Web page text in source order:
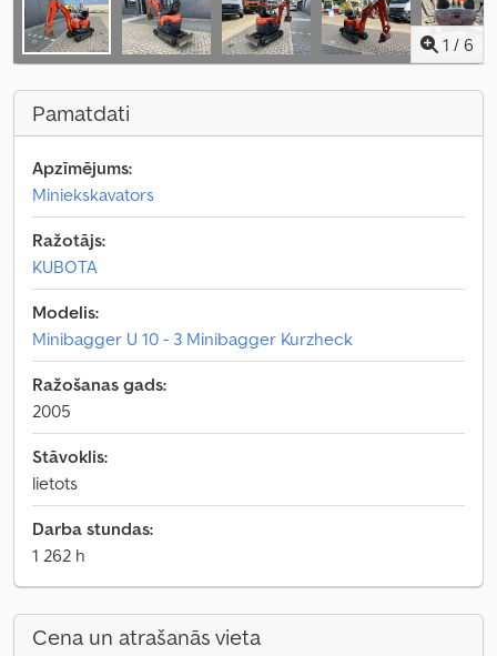
1 / 6
Pamatdati
Apzīmējums:
Miniekskavators
Ražotājs:
KUBOTA
Modelis:
Minibagger U 10 - 3 Minibagger Kurzheck
Ražošanas gads:
2005
Stāvoklis:
lietots
Darba stundas:
1 262 h
Cena un atrašanās vieta